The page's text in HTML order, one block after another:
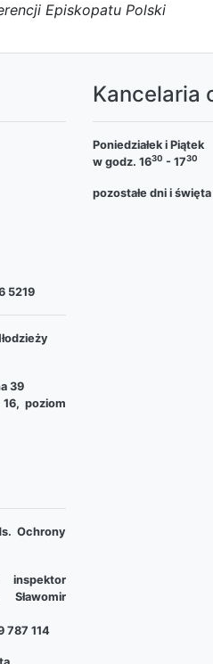
Episkopatu Polski
5219
39
poziom
Ochrony
inspektor
787 114
Kancelaria
Poniedziałek i Piątek
w godz. 1630 - 1730
pozostałe dni i